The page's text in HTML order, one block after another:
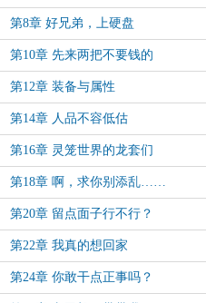
第8章 好兄弟，上硬盘
第10章 先来两把不要钱的
第12章 装备与属性
第14章 人品不容低估
第16章 灵笼世界的龙套们
第18章 啊，求你别添乱……
第20章 留点面子行不行？
第22章 我真的想回家
第24章 你敢干点正事吗？